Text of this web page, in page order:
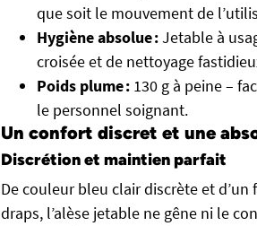
que soit le mouvement de
Hygiène absolue :Jetable à
croisée et de nettoyage
Poids plume : 130 g à peine –
le personnel soignant.
Un confort discret et une
Discrétion et maintien parfait
De couleur bleu clair discrète et
draps, l’alèse jetable ne gêne ni le